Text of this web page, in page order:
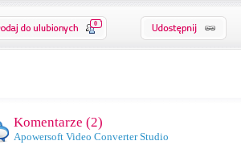
0
Komentarze (2)
Apowersoft Video Converter Studio